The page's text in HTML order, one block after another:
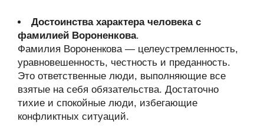
Достоинства характера человека с
фамилией Вороненкова.
Фамилия Вороненкова — целеустремленность,
уравновешенность, честность и преданность.
Это ответственные люди, выполняющие все
взятые на себя обязательства. Достаточно
тихие и спокойные люди, избегающие
конфликтных ситуаций.